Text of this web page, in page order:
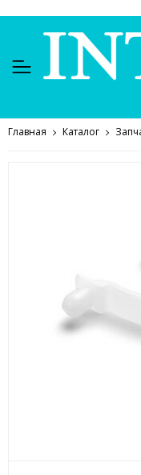
Главная Каталог